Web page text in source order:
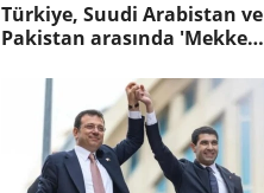
Türkiye, Suudi Arabistan ve
Pakistan arasında 'Mekke
imzalandı